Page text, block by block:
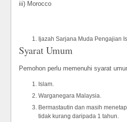
iii) Morocco
Ijazah Sarjana Muda Pengajian
Syarat Umum
Pemohon perlu memenuhi syarat
Islam.
Warganegara Malaysia.
Bermastautin dan masih
tidak kurang daripada 1 tahun.